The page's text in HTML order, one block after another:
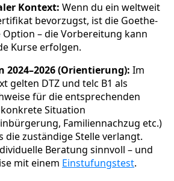
Kontext: Wenn du ein weltweit
bevorzugst, ist die Goethe-
Option – die Vorbereitung kann
Kurse erfolgen.
2024–2026 (Orientierung): Im
gelten DTZ und telc B1 als
für die entsprechenden
Situation
Familiennachzug etc.)
die zuständige Stelle verlangt.
Beratung sinnvoll – und
mit einem Einstufungstest.